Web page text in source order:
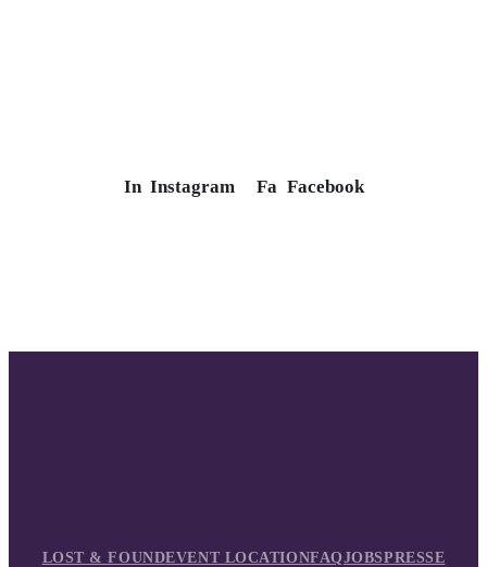
In Instagram Fa Facebook
LOST & FOUNDEVENT LOCATIONFAQJOBSPRESSE